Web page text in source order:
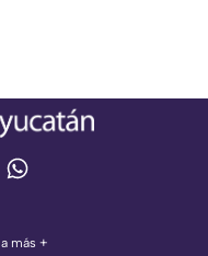
a más +